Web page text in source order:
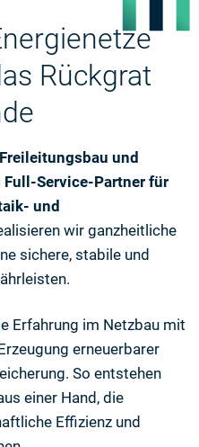
Rückgrat
und
Service-Partner für
und
wir ganzheitliche
sichere, stabile und
Erfahrung im Netzbau mit
erneuerbarer
So entstehen
einer Hand, die
Effizienz und